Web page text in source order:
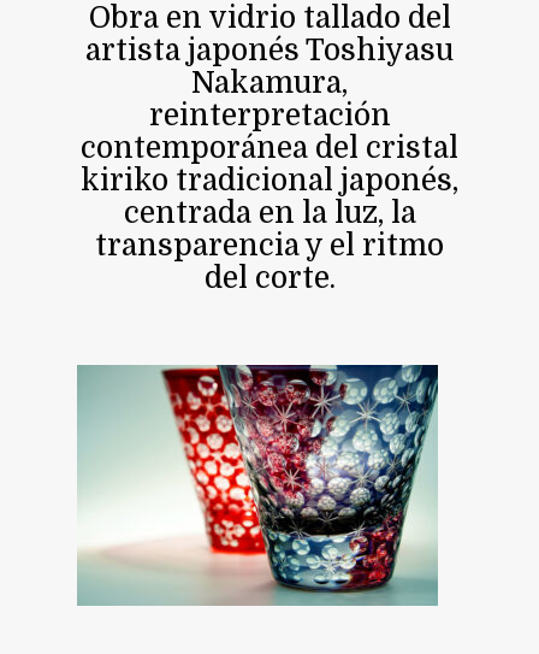
Obra en vidrio tallado del
artista japonés Toshiyasu
Nakamura,
reinterpretación
contemporánea del cristal
kiriko tradicional japonés,
centrada en la luz, la
transparencia y el ritmo
del corte.